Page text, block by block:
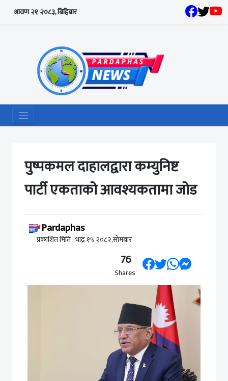
श्रावण २१ २०८३, बिहिबार
पुष्पकमल दाहालद्वारा कम्युनिष्ट
पार्टी एकताको आवश्यकतामा जोड
Pardaphas
प्रकाशित मिति : भाद्र १५ २०८२,सोमबार
76
Shares